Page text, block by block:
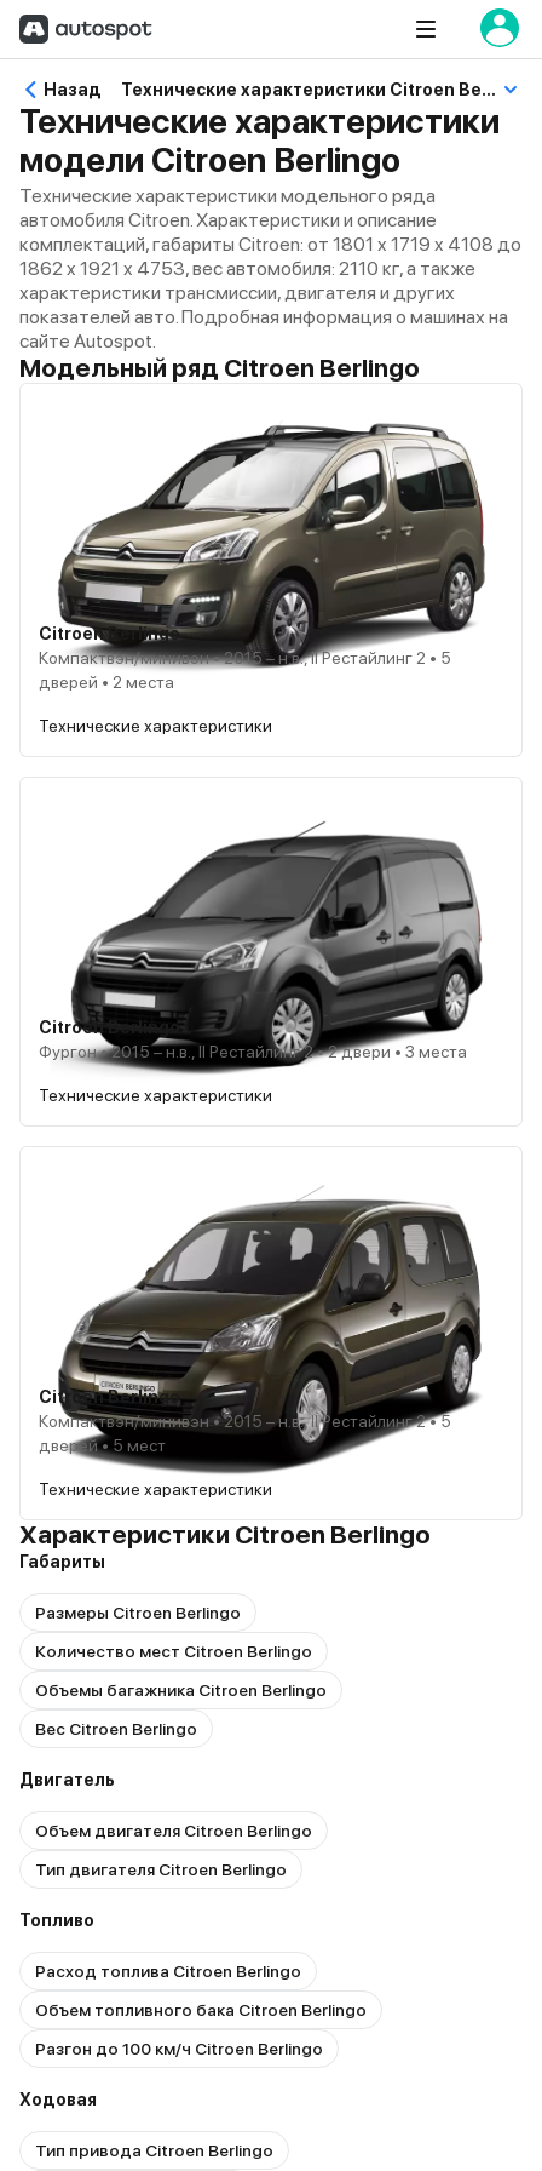
Назад Технические характеристики Citroen Berlingo
Технические характеристики
модели Citroen Berlingo
Технические характеристики модельного ряда
автомобиля Citroen. Характеристики и описание
комплектаций, габариты Citroen: от 1801 x 1719 x 4108 до
1862 x 1921 x 4753, вес автомобиля: 2110 кг, а также
характеристики трансмиссии, двигателя и других
показателей авто. Подробная информация о машинах на
сайте Autospot.
Модельный ряд Citroen Berlingo
Citroen Berlingo
Компактвэн/минивэн • 2015 – н.в., II Рестайлинг 2 • 5
дверей • 2 места
Технические характеристики
Citroen Berlingo
Фургон • 2015 – н.в., II Рестайлинг 2 • 2 двери • 3 места
Технические характеристики
Citroen Berlingo
Компактвэн/минивэн • 2015 – н.в., II Рестайлинг 2 • 5
дверей • 5 мест
Технические характеристики
Характеристики Citroen Berlingo
Габариты
Размеры Citroen Berlingo
Количество мест Citroen Berlingo
Объемы багажника Citroen Berlingo
Вес Citroen Berlingo
Двигатель
Объем двигателя Citroen Berlingo
Тип двигателя Citroen Berlingo
Топливо
Расход топлива Citroen Berlingo
Объем топливного бака Citroen Berlingo
Разгон до 100 км/ч Citroen Berlingo
Ходовая
Тип привода Citroen Berlingo